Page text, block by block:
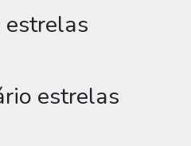
estrelas
estrelas